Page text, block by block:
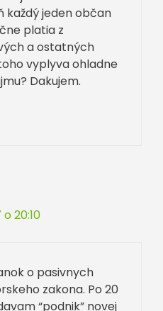
každý jeden občan
platia z
a ostatných
vyplyva ohladne
Dakujem.
20:10
o pasivnych
zakona. Po 20
“podnik” novej